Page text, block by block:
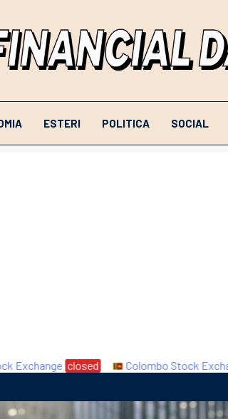
ESTERI POLITICA SOCIAL
closed Colombo Stock Exchange